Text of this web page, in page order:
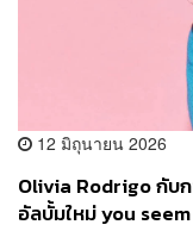
12 มิถุนายน 2026
Olivia Rodrigo กับก
อัลบั้มใหม่ you